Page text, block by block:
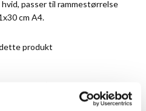
passer til rammestørrelse
cm A4.
produkt